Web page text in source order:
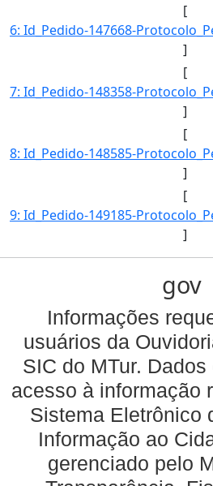
[
]
[
]
[
]
[
]
gov
Informações
usuários da
SIC do MTur.
acesso à informação
Sistema Eletrônico
Informação ao
gerenciado pelo